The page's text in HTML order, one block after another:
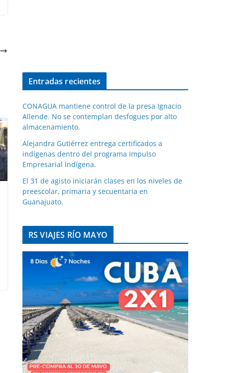
Entradas recientes
CONAGUA mantiene control de la presa Ignacio
Allende. No se contemplan desfogues por alto
almacenamiento.
Alejandra Gutiérrez entrega certificados a
indígenas dentro del programa Impulso
Empresarial Indígena.
El 31 de agisto iniciarán clases en los niveles de
preescolar, primaria y secuentaria en
Guanajuato.
RS VIAJES RÍO MAYO